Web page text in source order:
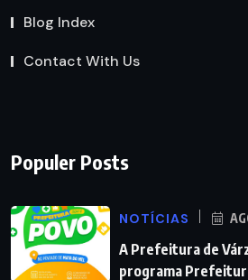
Blog Index
Contact With Us
Populer Posts
NOTÍCIAS
A Prefeitura de
programa